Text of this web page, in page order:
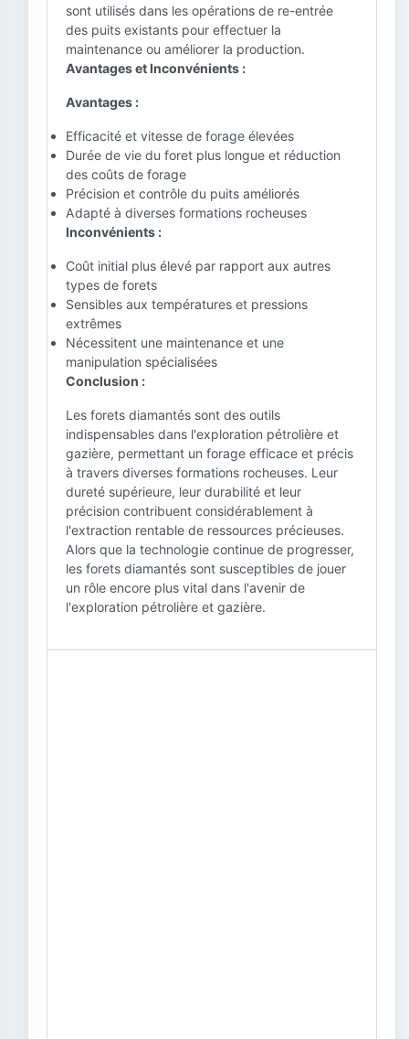
sont utilisés dans les opérations de re-entrée
des puits existants pour effectuer la
maintenance ou améliorer la production.
Avantages et Inconvénients :
Avantages :
Efficacité et vitesse de forage élevées
Durée de vie du foret plus longue et réduction
des coûts de forage
Précision et contrôle du puits améliorés
Adapté à diverses formations rocheuses
Inconvénients :
Coût initial plus élevé par rapport aux autres
types de forets
Sensibles aux températures et pressions
extrêmes
Nécessitent une maintenance et une
manipulation spécialisées
Conclusion :
Les forets diamantés sont des outils
indispensables dans l'exploration pétrolière et
gazière, permettant un forage efficace et précis
à travers diverses formations rocheuses. Leur
dureté supérieure, leur durabilité et leur
précision contribuent considérablement à
l'extraction rentable de ressources précieuses.
Alors que la technologie continue de progresser,
les forets diamantés sont susceptibles de jouer
un rôle encore plus vital dans l'avenir de
l'exploration pétrolière et gazière.